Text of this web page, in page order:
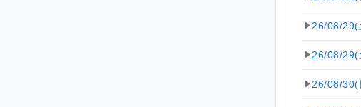
26/08/
26/08/
26/08/